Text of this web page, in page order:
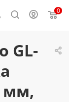
0
GL-
мм,